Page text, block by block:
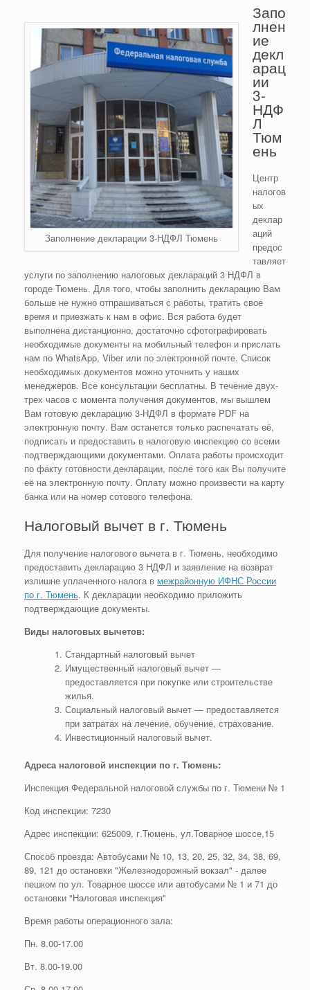
Заполнение декларации 3-НДФЛ Тюмень
Запо
лнен
ие
декл
арац
ии
3-
НДФ
Л
Тюм
ень
Центр
налогов
ых
деклар
аций
предос
тавляет
услуги по заполнению налоговых деклараций 3 НДФЛ в
городе Тюмень. Для того, чтобы заполнить декларацию Вам
больше не нужно отпрашиваться с работы, тратить свое
время и приезжать к нам в офис. Вся работа будет
выполнена дистанционно, достаточно сфотографировать
необходимые документы на мобильный телефон и прислать
нам по WhatsApp, Viber или по электронной почте. Список
необходимых документов можно уточнить у наших
менеджеров. Все консультации бесплатны. В течение двух-
трех часов с момента получения документов, мы вышлем
Вам готовую декларацию 3-НДФЛ в формате PDF на
электронную почту. Вам останется только распечатать её,
подписать и предоставить в налоговую инспекцию со всеми
подтверждающими документами. Оплата работы происходит
по факту готовности декларации, после того как Вы получите
её на электронную почту. Оплату можно произвести на карту
банка или на номер сотового телефона.
Налоговый вычет в г. Тюмень
Для получение налогового вычета в г. Тюмень, необходимо
предоставить декларацию 3 НДФЛ и заявление на возврат
излишне уплаченного налога в межрайонную ИФНС России
по г. Тюмень. К декларации необходимо приложить
подтверждающие документы.
Виды налоговых вычетов:
Стандартный налоговый вычет
Имущественный налоговый вычет —
предоставляется при покупке или строительстве
жилья.
Социальный налоговый вычет — предоставляется
при затратах на лечение, обучение, страхование.
Инвестиционный налоговый вычет.
Адреса налоговой инспекции по г. Тюмень:
Инспекция Федеральной налоговой службы по г. Тюмени № 1
Код инспекции: 7230
Адрес инспекции: 625009, г.Тюмень, ул.Товарное шоссе,15
Способ проезда: Автобусами № 10, 13, 20, 25, 32, 34, 38, 69,
89, 121 до остановки "Железнодорожный вокзал" - далее
пешком по ул. Товарное шоссе или автобусами № 1 и 71 до
остановки "Налоговая инспекция"
Время работы операционного зала:
Пн. 8.00-17.00
Вт. 8.00-19.00